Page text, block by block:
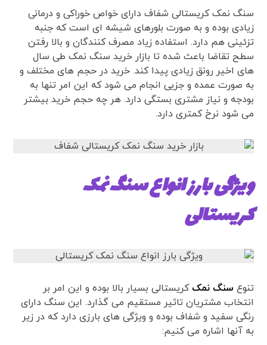
سنگ نمک کریستالی شفاف دارای خواص خوراکی و درمانی
زیادی بوده و به صورت بلورهای شیشه ای است که جنبه
تزئینی هم دارد. استفاده زیاد مصرف کنندگان و بالا رفتن
سطح تقاضا باعث شده تا بازار خرید سنگ نمک طی سال
های اخیر رونق زیادی پیدا کند. خرید در حجم های مختلف و
به صورت عمده و جزیی انجام می شود که این امر تنها به
بودجه و نیاز مشتری بستگی دارد. هر چه حجم خرید بیشتر
می شود نرخ کمتری دارد.
ویژگی بارز انواع سنگ نمک
کریستالی
تنوع سنگ‌ نمک کریستالی بسیار بالا بوده و این امر بر
انتخاب مشتریان تاثیر مستقیم می گذارد. این سنگ دارای
رنگی سفید و شفاف بوده و ویژگی های بارزی دارد که در زیر
به آنها اشاره می کنیم: